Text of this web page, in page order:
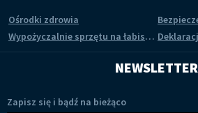
Ośrodki zdrowia
Wypożyczalnie sprzętu na łabiszyńskiej wyspie
NEWSLETTER
Zapisz się i bądź na bieżąco